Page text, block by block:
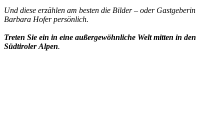
Und diese erzählen am besten die Bilder – oder Gastgeberin
Barbara Hofer persönlich.
Treten Sie ein in eine außergewöhnliche Welt mitten in den
Südtiroler Alpen.